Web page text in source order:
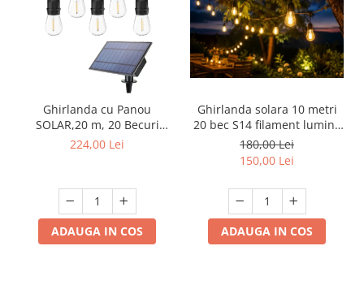
Ghirlanda cu Panou
SOLAR,20 m, 20 Becuri
incluse filament LED S14,
Lumini
224,00 Lei
ADAUGA IN COS
Ghirlanda solara 10 metri
20 bec S14 filament lumina
calda
180,00 Lei
150,00 Lei
ADAUGA IN COS